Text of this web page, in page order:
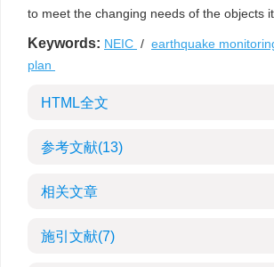
to meet the changing needs of the objects it
Keywords: NEIC / earthquake
plan
HTML全文
参考文献(13)
相关文章
施引文献(7)